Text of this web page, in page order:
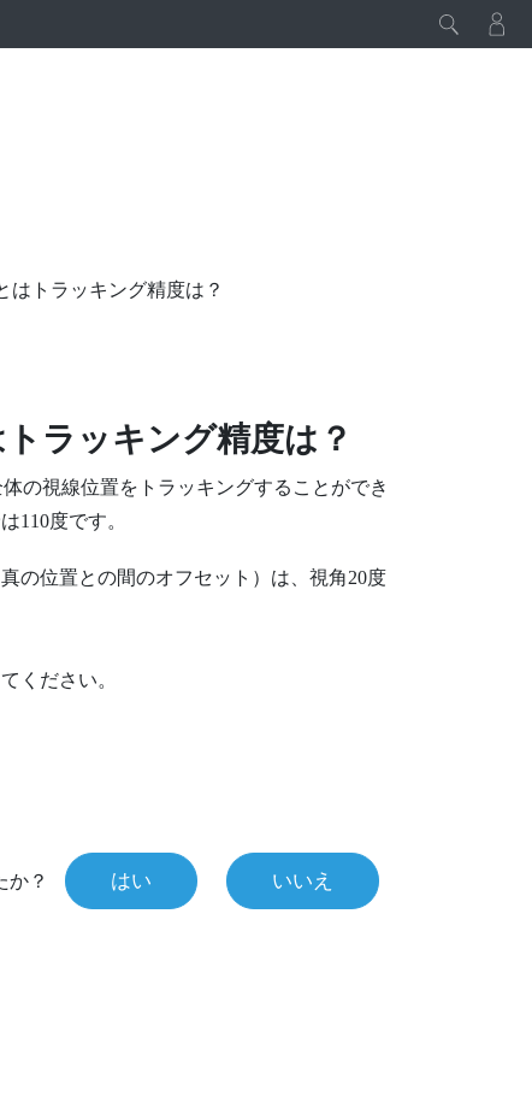
はトラッキング精度は？
ラッキング精度は？
の視線位置をトラッキングすることができ
110度です。
の位置との間のオフセット）は、視角20度
ください。
か？ はい いいえ